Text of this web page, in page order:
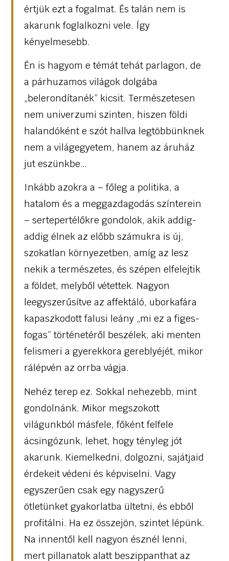
értjük ezt a fogalmat. És talán nem is
akarunk foglalkozni vele. Így
kényelmesebb.
Én is hagyom e témát tehát parlagon, de
a párhuzamos világok dolgába
„belerondítanék” kicsit. Természetesen
nem univerzumi szinten, hiszen földi
halandóként e szót hallva legtöbbünknek
nem a világegyetem, hanem az áruház
jut eszünkbe…
Inkább azokra a – főleg a politika, a
hatalom és a meggazdagodás színterein
– sertepertélőkre gondolok, akik addig-
addig élnek az előbb számukra is új,
szokatlan környezetben, amíg az lesz
nekik a természetes, és szépen elfelejtik
a földet, melyből vétettek. Nagyon
leegyszerűsítve az affektáló, uborkafára
kapaszkodott falusi leány „mi ez a figes-
fogas” történetéről beszélek, aki menten
felismeri a gyerekkora gereblyéjét, mikor
rálépvén az orrba vágja.
Nehéz terep ez. Sokkal nehezebb, mint
gondolnánk. Mikor megszokott
világunkból másfele, főként felfele
ácsingózunk, lehet, hogy tényleg jót
akarunk. Kiemelkedni, dolgozni, sajátjaid
érdekeit védeni és képviselni. Vagy
egyszerűen csak egy nagyszerű
ötletünket gyakorlatba ültetni, és ebből
profitálni. Ha ez összejön, szintet lépünk.
Na innentől kell nagyon észnél lenni,
mert pillanatok alatt beszippanthat az